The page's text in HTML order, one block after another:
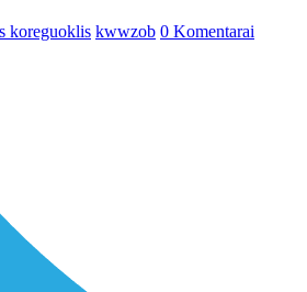
koreguoklis kwwzob 0 Komentarai